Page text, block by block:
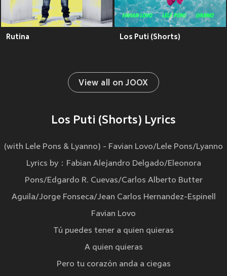
Rutina Los Puti (Shorts)
View all on JOOX
Los Puti (Shorts) Lyrics
(with Lele Pons & Lyanno) - Favian Lovo/Lele Pons/Lyanno
Lyrics by：Fabian Alejandro Delgado/Eleonora
Pons/Edgardo R. Cuevas/Carlos Alberto Butter
Aguila/Jorge Fonseca/Jean Carlos Hernandez-Espinell
Favian Lovo
Tú puedes tener a quien quieras
A quien quieras
Pero tu corazón anda a ciegas